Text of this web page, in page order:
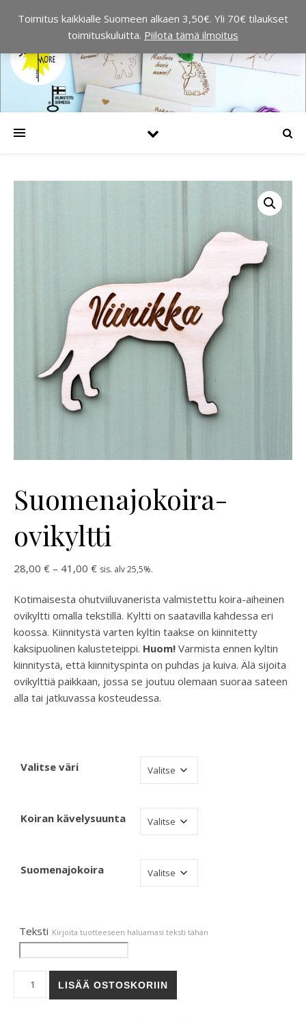
Suomenajokoira-
ovikyltti
28,00 € – 41,00 €Hintaluokka: 28,00 € - 41,00 €
sis. alv 25,5%.
Kotimaisesta ohutviiluvanerista valmistettu koira-aiheinen
ovikyltti omalla tekstillä. Kyltti on saatavilla kahdessa eri
koossa. Kiinnitystä varten kyltin taakse on kiinnitetty
kaksipuolinen kalusteteippi. Huom! Varmista ennen kyltin
kiinnitystä, että kiinnityspinta on puhdas ja kuiva. Älä sijoita
ovikylttiä paikkaan, jossa se joutuu olemaan suoraa sateen
alla tai jatkuvassa kosteudessa.
Valitse väri
Koiran kävelysuunta
Suomenajokoira
Teksti Kirjoita tuotteeseen haluamasi teksti tähän
Suomenajokoira-ovikyltti määrä
LISÄÄ OSTOSKORIIN
Toimitus kaikkialle Suomeen alkaen 3,50€. Yli 70€ tilaukset
toimituskuluitta. Piilota tämä ilmoitus